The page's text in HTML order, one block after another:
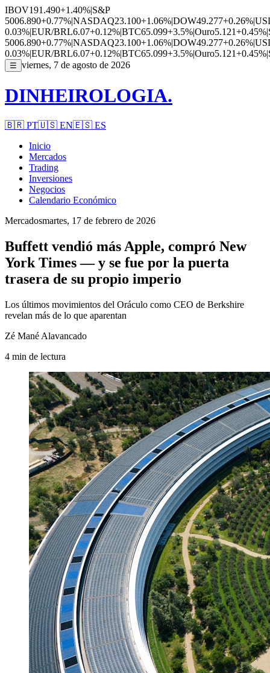
IBOV191.490+1.40%|S&P
5006.890+0.77%|NASDAQ23.100+1.06%|DOW49.277+0.26%|
0.03%|EUR/BRL6.07+0.12%|BTC65.099+3.5%|Ouro5.121+0.45%|
5006.890+0.77%|NASDAQ23.100+1.06%|DOW49.277+0.26%|
0.03%|EUR/BRL6.07+0.12%|BTC65.099+3.5%|Ouro5.121+0.45%|
☰ viernes, 7 de agosto de 2026
DINHEIROLOGIA.
🇧🇷 PT🇺🇸 EN🇪🇸 ES
Inicio
Mercados
Trading
Inversiones
Negocios
Calendario Económico
Mercadosmartes, 17 de febrero de 2026
Buffett vendió más Apple, compró New
York Times — y se fue por la puerta
trasera de su propio imperio
Los últimos movimientos del Oráculo como CEO de Berkshire
revelan más de lo que aparentan
Zé Mané Alavancado
4 min de lectura